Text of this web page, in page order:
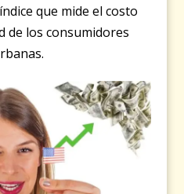
que mide el costo
de los consumidores